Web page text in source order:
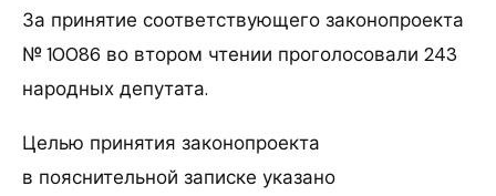
За принятие соответствующего законопроекта
№ 10086 во втором чтении проголосовали 243
народных депутата.
Целью принятия законопроекта
в пояснительной записке указано